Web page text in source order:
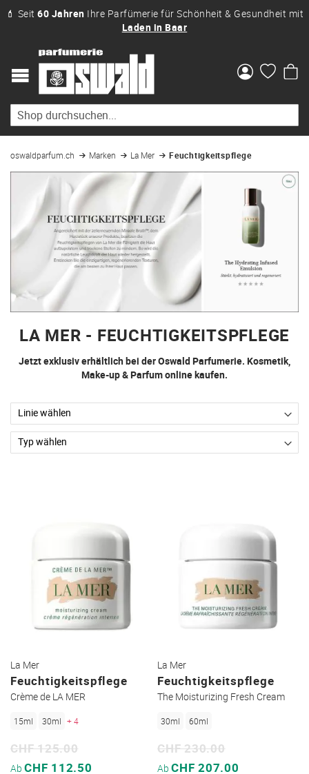
💄 Seit60 Jahren Ihre Parfümerie für Schönheit & Gesundheit mit
Laden in Baar
oswaldparfum.ch Marken La Mer Feuchtigkeitspflege
LA MER - FEUCHTIGKEITSPFLEGE
Jetzt exklusiv erhältlich bei der Oswald Parfumerie. Kosmetik,
Make-up & Parfum online kaufen.
La Mer
Feuchtigkeitspflege
Crème de LA MER
15ml 30ml + 4
Sonderpreis
Ab CHF 112.50
CHF 125.00
La Mer
Feuchtigkeitspflege
The Moisturizing Fresh Cream
30ml 60ml
Sonderpreis
AbCHF 207.00
CHF 230.00